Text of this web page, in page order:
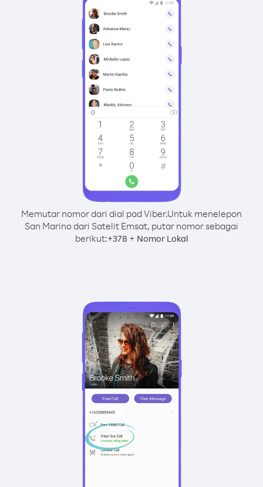
Memutar nomor dari dial pad Viber.Untuk menelepon
San Marino dari Satelit Emsat, putar nomor sebagai
berikut:+378 + Nomor Lokal